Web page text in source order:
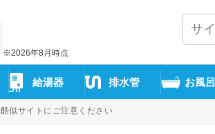
※2026年8月時点
給湯器 排水管 お風呂
酷似サイトにご注意ください